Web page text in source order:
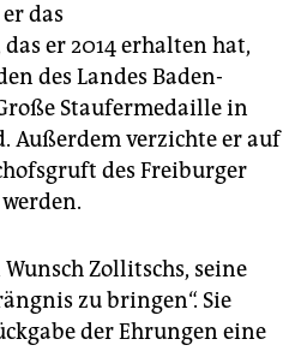
das
er 2014 erhalten hat,
des Landes Baden-
Staufermedaille in
Außerdem verzichte er auf
des Freiburger
Zollitschs, seine
zu bringen“. Sie
der Ehrungen eine